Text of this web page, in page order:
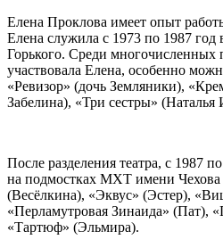
Елена Проклова имеет опыт
Елена служила с 1973 по 1987
Горького. Среди многочисленных
участвовала Елена, особенно
«Ревизор» (дочь Земляники),
Забелина), «Три сестры» (Наталья
После разделения театра, с 1987
на подмостках МХТ имени Чехова
(Весёлкина), «Эквус» (Эстер),
«Перламутровая Зинаида» (Пат),
«Тартюф» (Эльмира).